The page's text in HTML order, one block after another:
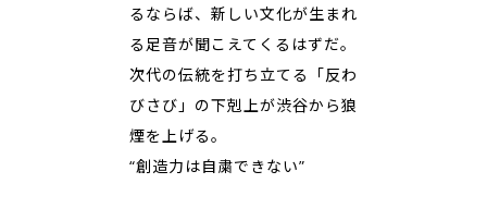
るならば、新しい文化が生まれ
る足音が聞こえてくるはずだ。
次代の伝統を打ち立てる「反わ
びさび」の下剋上が渋谷から狼
煙を上げる。
“創造力は自粛できない”